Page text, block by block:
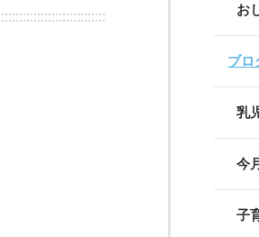
お
ブロ
乳
今
子